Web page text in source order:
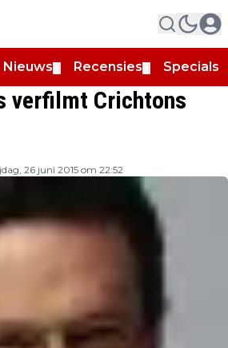
Nieuws Recensies Specials
verfilmt Crichtons
26 juni 2015 om 22:52